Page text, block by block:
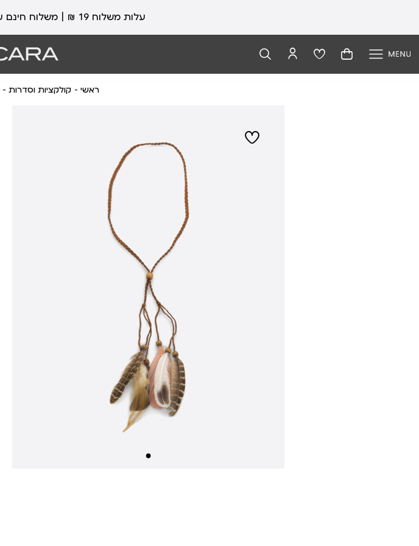
עלות משלוח 19 ₪ | משלוח חינם עד הבית בכל קנייה מעל 99 ₪
ראשי קולקציות וסדרות